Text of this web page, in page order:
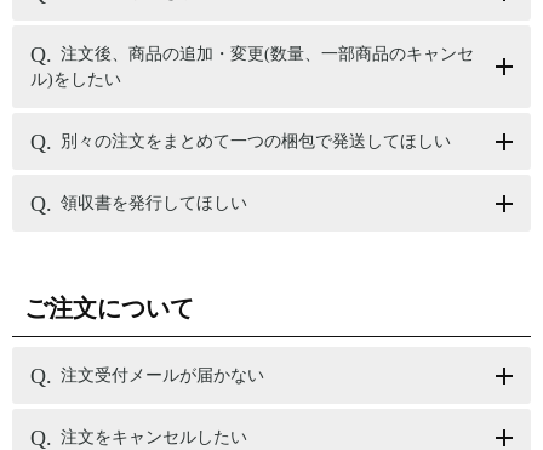
注文後、商品の追加・変更(数量、一部商品のキャンセ
ル)をしたい
別々の注文をまとめて一つの梱包で発送してほしい
領収書を発行してほしい
ご注文について
注文受付メールが届かない
注文をキャンセルしたい